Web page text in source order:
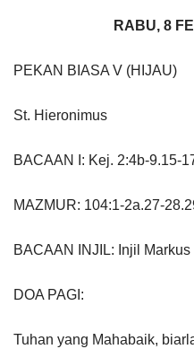
RABU, 8
PEKAN BIASA V (HIJAU)
St. Hieronimus
BACAAN I: Kej. 2:4b-9.15-
MAZMUR: 104:1-2a.27-
BACAAN INJIL: Injil Markus
DOA PAGI:
Tuhan yang Mahabaik,